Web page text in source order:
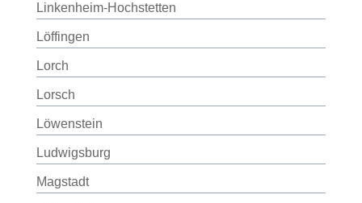
Linkenheim-Hochstetten
Löffingen
Lorch
Lorsch
Löwenstein
Ludwigsburg
Magstadt